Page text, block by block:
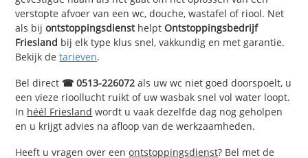
verstopte afvoer van een wc, douche, wastafel of riool. Net
als bijontstoppingsdiensthelptOntstoppingsbedrijf
Friesland bij elk type klus snel, vakkundig en met garantie.
Bekijk detarieven.
Bel direct ☎ 0513-226072 als uw wc niet goed doorspoelt, u
een vieze rioollucht ruikt of uw wasbak snel vol water loopt.
In héél Friesland wordt u vaak dezelfde dag nog geholpen
en u krijgt advies na afloop van de werkzaamheden.
Heeft u vragen over eenontstoppingsdienst? Bel met de